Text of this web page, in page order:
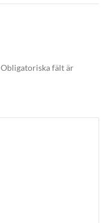
Obligatoriska fält är